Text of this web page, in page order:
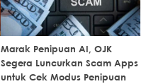
Marak Penipuan AI, OJK
Segera Luncurkan Scam Apps
untuk Cek Modus Penipuan